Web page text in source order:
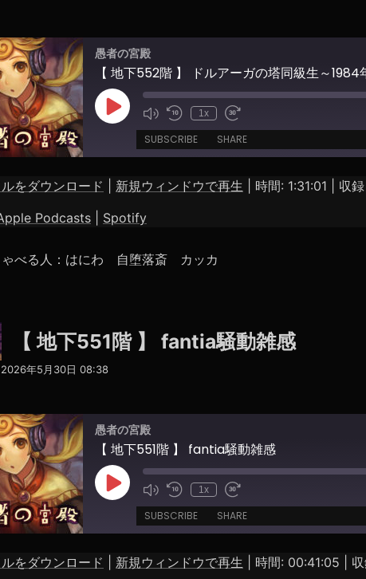
愚者の宮殿
Play
Episode
1x
SUBSCRIBE SHARE
Apple Podcasts Spotify
をダウンロード 新規ウィンドウで再生 時間: 1:31:01
収
Podcasts Spotify
ゃべる人：はにわ 自堕落斎 カッカ
【 地下551階 】 fantia騒動雑感
2026年5月30日 08:38
愚者の宮殿
【 地下551階 】 fantia騒動雑感
Play
Episode
1x
SUBSCRIBE SHARE
Apple Podcasts Spotify
をダウンロード 新規ウィンドウで再生 時間: 00:41:05